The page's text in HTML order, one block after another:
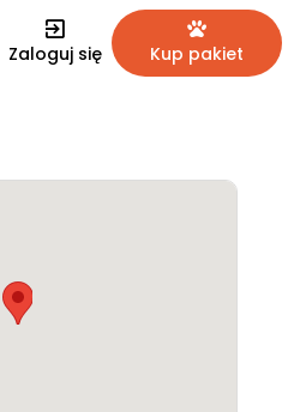
Zaloguj się Kup pakiet